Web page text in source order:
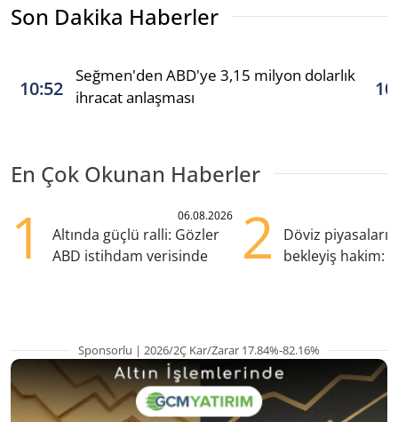
Son Dakika Haberler
10:52
Seğmen'den ABD'ye 3,15 milyon dolarlık
ihracat anlaşması
En Çok Okunan Haberler
1 06.08.2026
Altında güçlü ralli: Gözler
ABD istihdam verisinde
2
Döviz
bekleyiş hakim:
Sponsorlu | 2026/2Ç Kar/Zarar 17.84%-82.16%